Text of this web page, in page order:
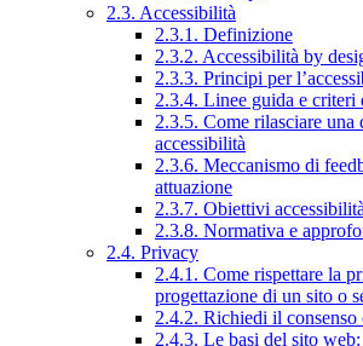
2.3. Accessibilità
2.3.1. Definizione
2.3.2. Accessibilità by
2.3.3. Principi per
2.3.4. Linee guida e criteri
2.3.5. Come rilasciare una
accessibilità
2.3.6. Meccanismo di
attuazione
2.3.7. Obiettivi accessibilità
2.3.8. Normativa e
2.4. Privacy
2.4.1. Come rispettare la
progettazione di un sito o
2.4.2. Richiedi il consenso
2.4.3. Le basi del sito